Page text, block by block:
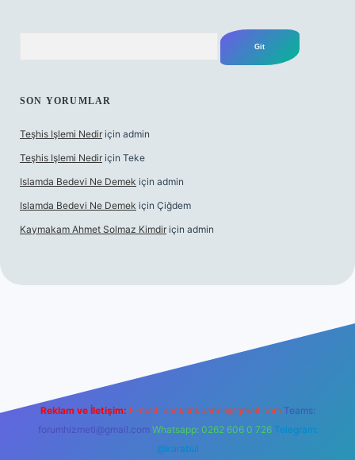
SON YORUMLAR
Teşhis Işlemi Nedir için admin
Teşhis Işlemi Nedir için Teke
Islamda Bedevi Ne Demek için admin
Islamda Bedevi Ne Demek için Çiğdem
Kaymakam Ahmet Solmaz Kimdir için admin
Reklam ve İletişim: E-mail: backlinkpaneli@gmail.com Teams:
forumhizmeti@gmail.com Whatsapp: 0262 606 0 726 Telegram:
@karabul